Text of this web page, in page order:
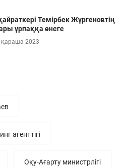
Темірбек Жүргеновтің
ұрпаққа өнеге
2023
агенттігі
Оқу-Ағарту министрлігі